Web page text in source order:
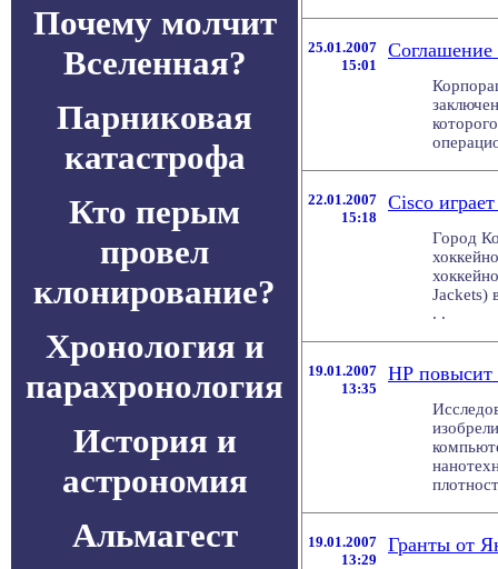
Почему молчит
Вселенная?
Парниковая
катастрофа
Кто перым
провел
клонирование?
Хронология и
парахронология
История и
астрономия
Альмагест
25.01.2007
15:01
22.01.2007
15:18
Cisco
Город
Jackets)
. .
19.01.2007
13:35
НР повысит
19.01.2007
13:29
Гранты от